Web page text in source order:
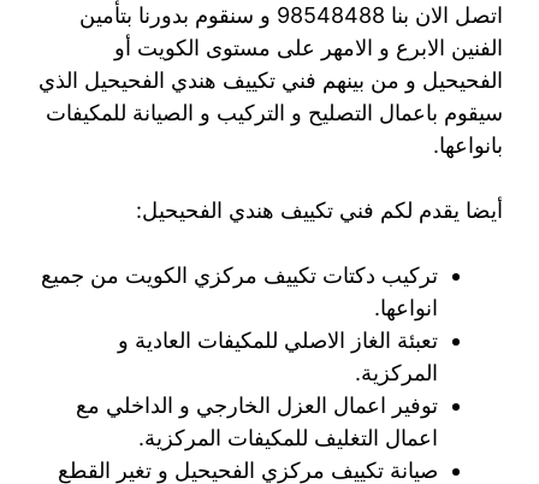
اتصل الان بنا 98548488 و سنقوم بدورنا بتأمين
الفنين الابرع و الامهر على مستوى الكويت أو
الفحيحيل و من بينهم فني تكييف هندي الفحيحيل الذي
سيقوم باعمال التصليح و التركيب و الصيانة للمكيفات
بانواعها.
أيضا يقدم لكم فني تكييف هندي الفحيحيل:
تركيب دكتات تكييف مركزي الكويت من جميع
انواعها.
تعبئة الغاز الاصلي للمكيفات العادية و
المركزية.
توفير اعمال العزل الخارجي و الداخلي مع
اعمال التغليف للمكيفات المركزية.
صيانة تكييف مركزي الفحيحيل و تغير القطع